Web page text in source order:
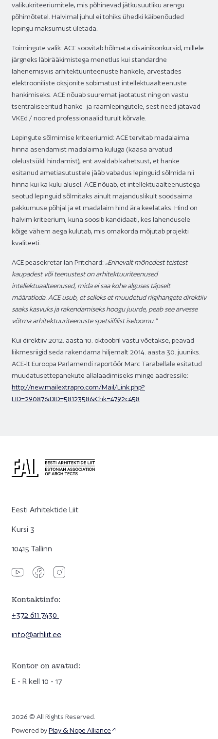
valikukriteeriumitele, mis põhinevad jätkusuutliku arengu
põhimõtetel. Halvimal juhul ei tohiks ühedki käibenõuded
lepingu maksumust ületada.
Toimingute valik: ACE soovitab hõlmata disainikonkursid, millele
järgneks läbirääkimistega menetlus kui standardne
lähenemisviis arhitektuuriteenuste hankele, arvestades
elektrooniliste oksjonite sobimatust intellektuaalteenuste
hankimiseks. ACE nõuab suuremat jaotatust ning on vastu
tsentraliseeritud hanke- ja raamlepingutele, sest need jätavad
VKEd / noored professionaalid turult kõrvale.
Lepingute sõlmimise kriteeriumid: ACE tervitab madalaima
hinna asendamist madalaima kuluga (kaasa arvatud
olelustsükli hindamist), ent avaldab kahetsust, et hanke
esitanud ametiasutustele jääb vabadus lepinguid sõlmida nii
hinna kui ka kulu alusel. ACE nõuab, et intellektuaalteenustega
seotud lepinguid sõlmitaks ainult majanduslikult soodsaima
pakkumuse põhjal ja et madalaim hind ära keelataks. Hind on
halvim kriteerium, kuna soosib kandidaati, kes lahendusele
kõige vähem aega kulutab, mis omakorda mõjutab projekti
kvaliteeti.
ACE peasekretär Ian Pritchard: „Erinevalt mõnedest teistest
kaupadest või teenustest on arhitektuuriteenused
intellektuaalteenused, mida ei saa kohe alguses täpselt
määratleda. ACE usub, et selleks et muudetud riigihangete direktiiv
saaks kasvuks ja rakendamiseks hoogu juurde, peab see arvesse
võtma arhitektuuriteenuste spetsiifilist iseloomu.”
Kui direktiiv 2012. aasta 10. oktoobril vastu võetakse, peavad
liikmesriigid seda rakendama hiljemalt 2014. aasta 30. juuniks.
ACE-lt Euroopa Parlamendi raportöör Marc Tarabellale esitatud
muudatusettepanekute allalaadimiseks minge aadressile:
http://new.mailextrapro.com/Mail/Link.php?
LID=29087&DID=5812358&Chk=4792c458
Eesti Arhitektide Liit
Kursi 3
10415 Tallinn
Kontaktinfo:
+372 611 7430
info@arhliit.ee
Kontor on avatud:
E - R kell 10 - 17
2026 © All Rights Reserved.
Powered byPlay & Nope Alliance